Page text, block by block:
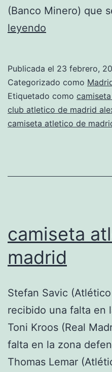
(Banco Minero) que
leyendo
de
madrid
barata
Publicada el 23 febrero,
Categorizado como
Etiquetado como
club atletico de madrid
camiseta atletico de
camiseta
madrid
Stefan Savic
recibido una falta en
Toni Kroos (Real
falta en la zona
Thomas Lemar